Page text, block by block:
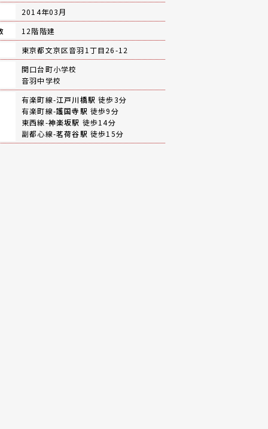
2014年03月
12階階建
東京都文京区音羽1丁目26-12
関口台町小学校
音羽中学校
有楽町線-江戸川橋駅 徒歩3分
有楽町線-護国寺駅 徒歩9分
東西線-神楽坂駅 徒歩14分
副都心線-茗荷谷駅 徒歩15分